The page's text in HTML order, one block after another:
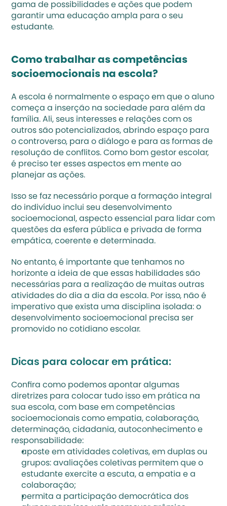
gama de possibilidades e ações que podem
garantir uma educação ampla para o seu
estudante.
Como trabalhar as competências
socioemocionais na escola?
A escola é normalmente o espaço em que o aluno
começa a inserção na sociedade para além da
família. Ali, seus interesses e relações com os
outros são potencializados, abrindo espaço para
o controverso, para o diálogo e para as formas de
resolução de conflitos. Como bom gestor escolar,
é preciso ter esses aspectos em mente ao
planejar as ações.
Isso se faz necessário porque a formação integral
do indivíduo inclui seu desenvolvimento
socioemocional, aspecto essencial para lidar com
questões da esfera pública e privada de forma
empática, coerente e determinada.
No entanto, é importante que tenhamos no
horizonte a ideia de que essas habilidades são
necessárias para a realização de muitas outras
atividades do dia a dia da escola. Por isso, não é
imperativo que exista uma disciplina isolada: o
desenvolvimento socioemocional precisa ser
promovido no cotidiano escolar.
Dicas para colocar em prática:
Confira como podemos apontar algumas
diretrizes para colocar tudo isso em prática na
sua escola, com base em competências
socioemocionais como empatia, colaboração,
determinação, cidadania, autoconhecimento e
responsabilidade:
aposte em atividades coletivas, em duplas ou
grupos: avaliações coletivas permitem que o
estudante exercite a escuta, a empatia e a
colaboração;
permita a participação democrática dos